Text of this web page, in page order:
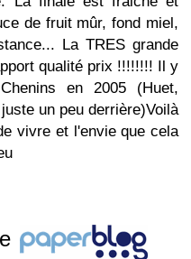
de fruit mûr, fond miel,
La TRES grande
qualité prix !!!!!!!! Il y
en 2005 (Huet,
un peu derrière)Voilà
vivre et l'envie que cela